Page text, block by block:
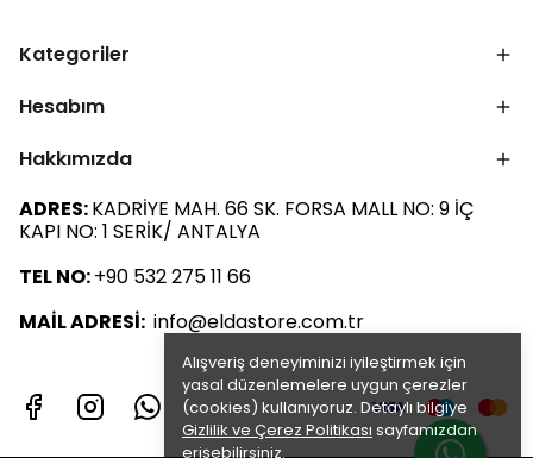
Alışveriş deneyiminizi iyileştirmek için
yasal düzenlemelere uygun çerezler
(cookies) kullanıyoruz. Detaylı bilgiye
Gizlilik ve Çerez Politikası sayfamızdan
erişebilirsiniz.
Kategoriler
Hesabım
Hakkımızda
ADRES:KADRİYE MAH. 66 SK. FORSA MALL NO: 9 İÇ
KAPI NO: 1 SERİK/ ANTALYA
TEL NO:+90 532 275 11 66
MAİL ADRESİ: info@eldastore.com.tr